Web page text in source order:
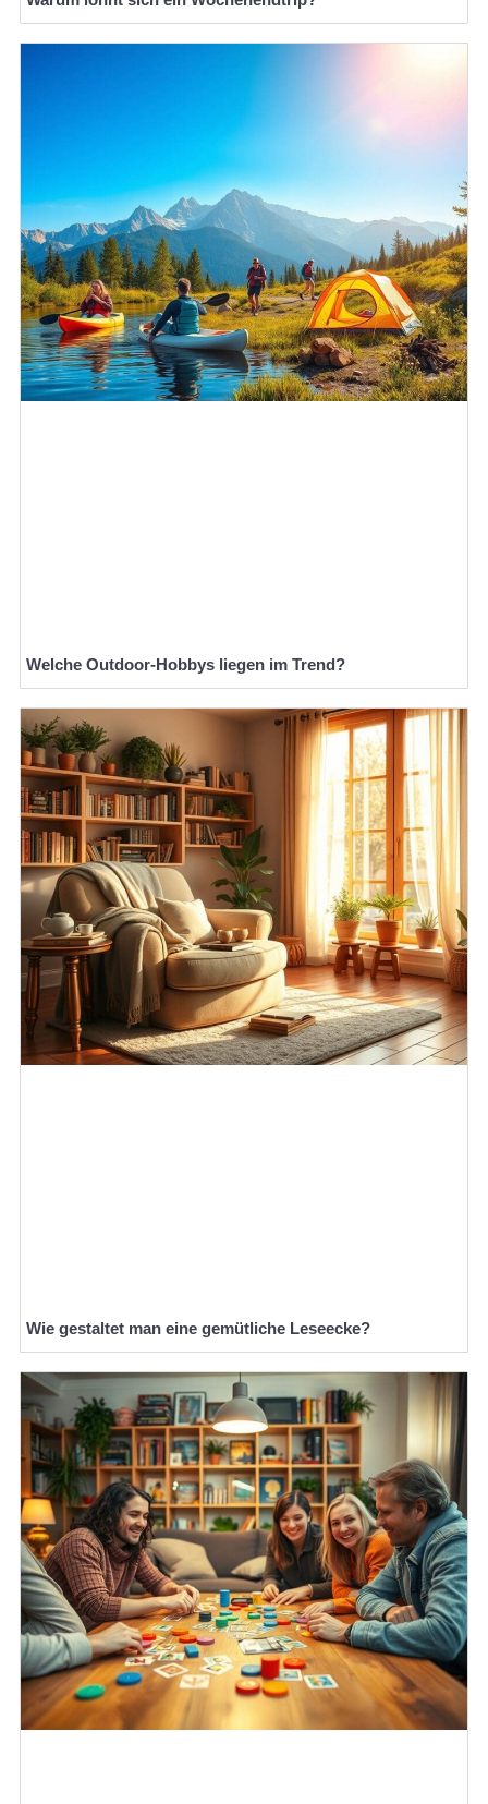
Welche Outdoor-Hobbys liegen im Trend?
Wie gestaltet man eine gemütliche Leseecke?